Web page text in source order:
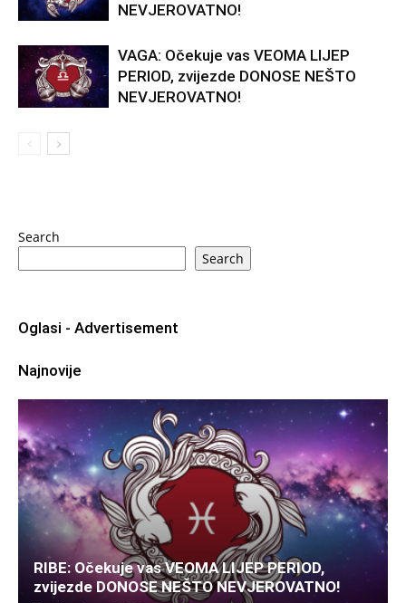
NEVJEROVATNO!
VAGA: Očekuje vas VEOMA LIJEP
PERIOD, zvijezde DONOSE NEŠTO
NEVJEROVATNO!
Search
Search
Oglasi - Advertisement
Najnovije
RIBE: Očekuje vas VEOMA LIJEP PERIOD,
zvijezde DONOSE NEŠTO NEVJEROVATNO!